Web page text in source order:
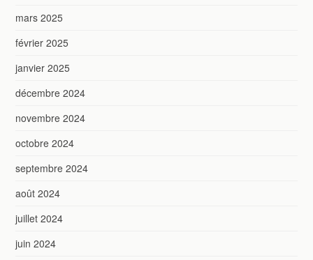
mars 2025
février 2025
janvier 2025
décembre 2024
novembre 2024
octobre 2024
septembre 2024
août 2024
juillet 2024
juin 2024